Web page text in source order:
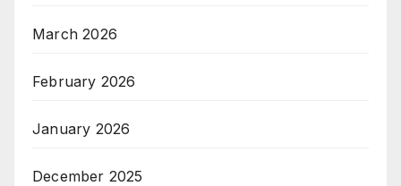
March 2026
February 2026
January 2026
December 2025